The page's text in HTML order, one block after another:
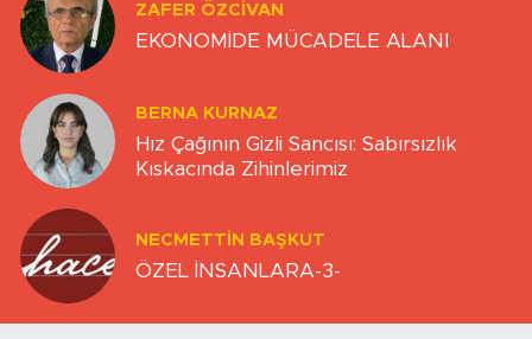
ZAFER ÖZCIVAN
EKONOMİDE MÜCADELE ALANI
BERNA KURNAZ
Hız Çağının Gizli Sancısı: Sabırsızlık
Kıskacında Zihinlerimiz
NECMETTIN BAŞKUT
ÖZEL İNSANLARA-3-